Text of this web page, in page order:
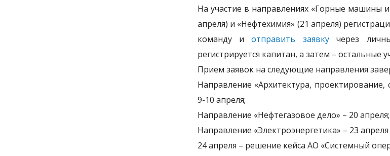
На участие в направлениях «Горные машины
апреля) и «Нефтехимия» (21 апреля)
команду иотправить заявкучерез
регистрируется капитан, а затем – остальные
Прием заявок на следующие направления
Направление «Архитектура,
9-10 апреля;
Направление «Нефтегазовое дело» – 20 апреля;
Направление «Электроэнергетика» – 23
24 апреля – решение кейса АО «Системный